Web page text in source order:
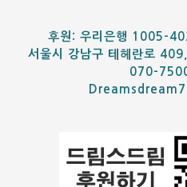
후원: 우리은행 1005-
서울시 강남구 테헤란로
070-